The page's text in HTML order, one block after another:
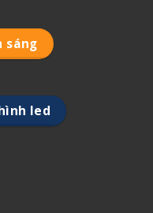
sáng
led